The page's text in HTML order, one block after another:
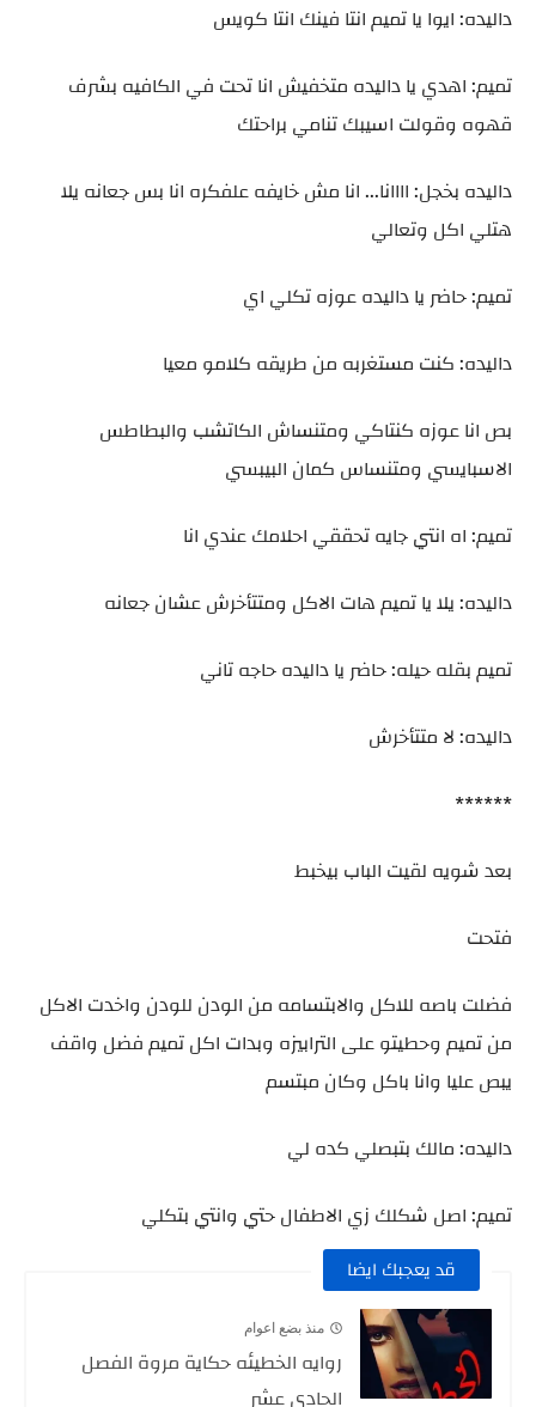
داليده: ايوا يا تميم انتا فينك انتا كويس
تميم: اهدي يا داليده متخفيش انا تحت في الكافيه بشرف
قهوه وقولت اسيبك تنامي براحتك
داليده بخجل: اااانا... انا مش خايفه علفكره انا بس جعانه يلا
هتلي اكل وتعالي
تميم: حاضر يا داليده عوزه تكلي اي
داليده: كنت مستغربه من طريقه كلامو معيا
بص انا عوزه كنتاكي ومتنساش الكاتشب والبطاطس
الاسبايسي ومتنساس كمان البيبسي
تميم: اه انتي جايه تحققي احلامك عندي انا
داليده: يلا يا تميم هات الاكل ومتتأخرش عشان جعانه
تميم بقله حيله: حاضر يا داليده حاجه تاني
داليده: لا متتأخرش
******
بعد شويه لقيت الباب بيخبط
فتحت
فضلت باصه للاكل والابتسامه من الودن للودن واخدت الاكل
من تميم وحطيتو على الترابيزه وبدات اكل تميم فضل واقف
يبص عليا وانا باكل وكان مبتسم
داليده: مالك بتبصلي كده لي
تميم: اصل شكلك زي الاطفال حتي وانتي بتكلي
قد يعجبك ايضا
منذ بضع اعوام
روايه الخطيئه حكاية مروة الفصل
الحادي عشر